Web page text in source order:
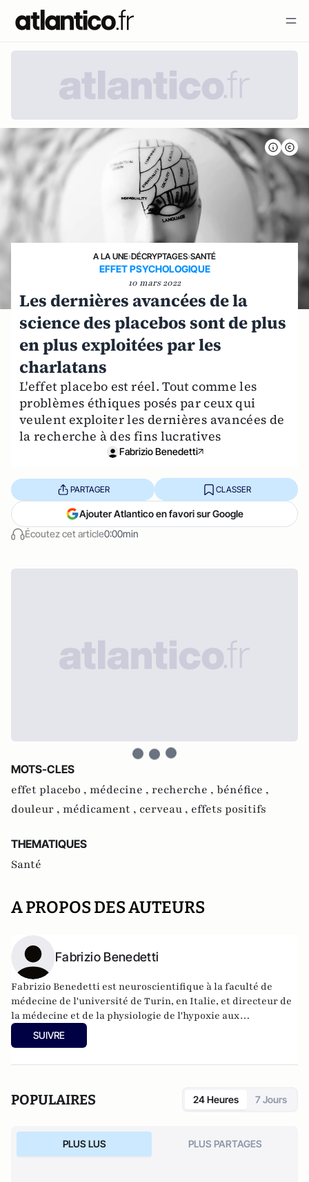
A LA UNE›DÉCRYPTAGES›SANTÉ
EFFET PSYCHOLOGIQUE
10 mars 2022
Les dernières avancées de la
science des placebos sont de plus
en plus exploitées par les
charlatans
L'effet placebo est réel. Tout comme les
problèmes éthiques posés par ceux qui
veulent exploiter les dernières avancées de
la recherche à des fins lucratives
Fabrizio Benedetti
Écoutez cet article0:00min
PARTAGER CLASSER
Ajouter Atlantico en favori sur Google
MOTS-CLES
effet placebo , médecine , recherche , bénéfice ,
douleur , médicament , cerveau , effets positifs
THEMATIQUES
Santé
A PROPOS DES AUTEURS
Fabrizio Benedetti
Fabrizio Benedetti est neuroscientifique à la faculté de
médecine de l'université de Turin, en Italie, et directeur de
la médecine et de la physiologie de l'hypoxie aux
laboratoires Plateau Rosa, en Suisse.
SUIVRE
POPULAIRES 24 Heures 7 Jours
PLUS LUS PLUS PARTAGES